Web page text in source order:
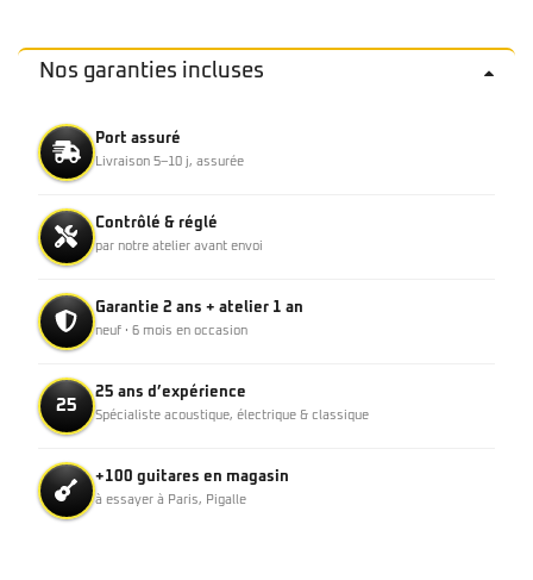
Nos garanties incluses
Port assuré
Livraison 5–10 j, assurée
Contrôlé & réglé
par notre atelier avant envoi
Garantie 2 ans + atelier 1 an
neuf · 6 mois en occasion
25
25 ans d’expérience
Spécialiste acoustique, électrique & classique
+100 guitares en magasin
à essayer à Paris, Pigalle